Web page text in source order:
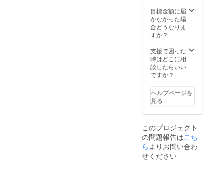
御芳名
のお名
前をご
記入く
い。 ＜
例①＞
桜ネー
ムプ
山田 太
郎･花子
②＞ 桜
ネーム
プレー
ト 誕生
記念 山
に使え
ます。
価格帯
約500～
※とよた
スポー
ツパー
ク店の
用可
能。 ※
9月1日
～2027
年3月31
日 ※現
金との
芳名
※②と同
じ内容
しま
す。 ④
サンク
スレ
ター ☆
支援
欄に希
望され
る桜
ネーム
プレー
トの内
一、天
災など
のやむ
で掲出
場所、
掲出物
等が使
なく
場合、
私たち
にでき
る限り
のケア
はさせ
ていた
のない
ように
ご注意
例＞ 芳
名板 株
式会社
豊田ス
ム ※万
が一、
天災な
どのや
ない理
由で掲
出場
所、掲
支援
時、必
ず備考
る御芳
名のお
名前を
ご記入
い。
＜例＞
芳名板
株式会
スタジ
アム ※
万が
一、天
災など
名のみ
とさせ
ていた
だきま
サンク
スレ
ター ☆
支援
ず備考
欄に希
望され
るHPへ
名のお
名前を
ご記入
くださ
い。
目標金額に届
かなかった場
合どうなりま
すか？
支援で困った
時はどこに相
談したらいい
ですか？
ヘルプページを
見る
このプロジェクト
の問題報告はこち
らよりお問い合わ
せください